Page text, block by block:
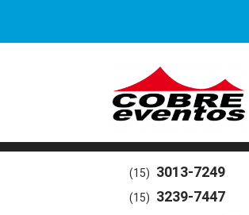
(15) 3013-7249
(15) 3239-7447